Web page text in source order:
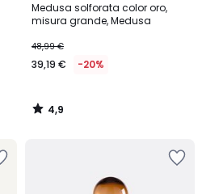
Medusa solforata color oro,
misura grande, Medusa
48,99 €
39,19 € -20%
/ 5
4,9
/